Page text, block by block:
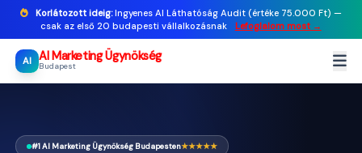
Korlátozott ideig:Ingyenes AI Láthatóság Audit (értéke 75.000 Ft) —
csak az első 20 budapesti vállalkozásnak
Lefoglalom most →
AI AI Marketing Ügynökség
Budapest
#1 AI Marketing Ügynökség Budapesten★★★★★